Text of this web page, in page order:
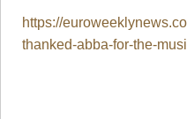
https://
thanked-abba-for-the-